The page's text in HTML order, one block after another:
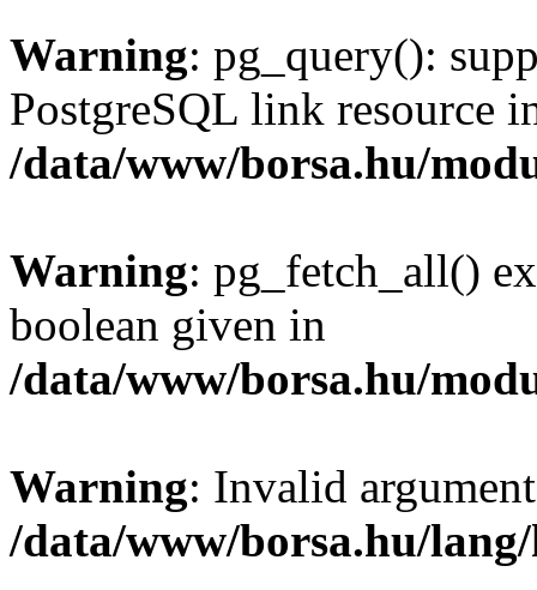
Warning: pg_query():
PostgreSQL link resource
/data/www/borsa.hu/
Warning: pg_fetch_all()
boolean given in
/data/www/borsa.hu/
Warning: Invalid
/data/www/borsa.hu/